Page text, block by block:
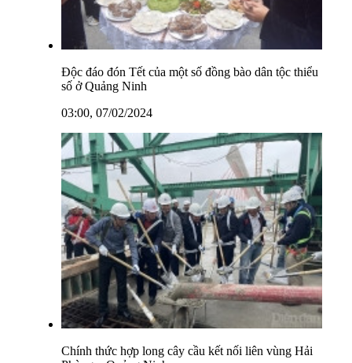
Độc đáo đón Tết của một số đồng bào dân tộc thiểu
số ở Quảng Ninh
03:00, 07/02/2024
Chính thức hợp long cây cầu kết nối liên vùng Hải